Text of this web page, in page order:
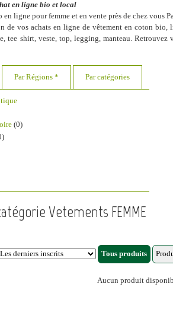
en ligne bio et local
en ligne pour femme et en vente près de chez vous
de vos achats en ligne de vêtement en coton bio,
tee shirt, veste, top, legging, manteau. Retrouvez
Par Régions * Par catégories
(0)
Vetements FEMME
Aucun produit